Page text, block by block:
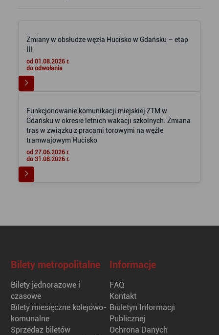
Zmiany w obsłudze węzła Hucisko w Gdańsku – etap
od 01.08.2026 r.
do odwołania
Funkcjonowanie komunikacji miejskiej ZTM w
Gdańsku w okresie letnich wakacji szkolnych. Zmiana
tras w związku z pracami torowymi na węźle
tramwajowym Hucisko
od 27.06.2026 r.
do 31.08.2026 r.
Bilety metropolitalne
Bilety jednorazowe i
czasowe
Bilety miesięczne kolejowo-
komunalne
Sprzedaż biletów
Informacje
FAQ
Kontakt
Biuletyn Informacji
Publicznej
Ochrona Danych